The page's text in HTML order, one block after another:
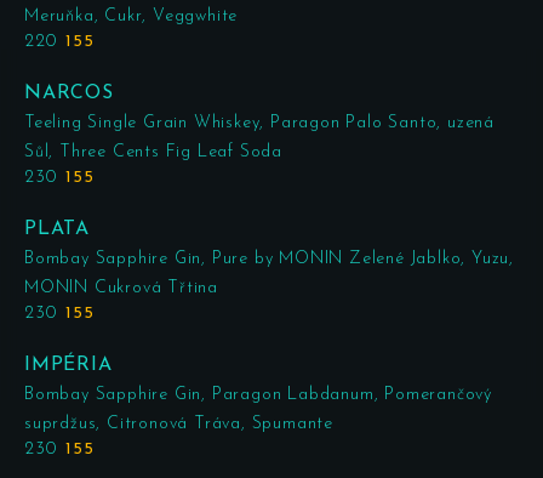
Meruňka, Cukr, Veggwhite
220 155
NARCOS
Teeling Single Grain Whiskey, Paragon Palo Santo, uzená
Sůl, Three Cents Fig Leaf Soda
230 155
PLATA
Bombay Sapphire Gin, Pure by MONIN Zelené Jablko, Yuzu,
MONIN Cukrová Třtina
230 155
IMPÉRIA
Bombay Sapphire Gin, Paragon Labdanum, Pomerančový
suprdžus, Citronová Tráva, Spumante
230 155